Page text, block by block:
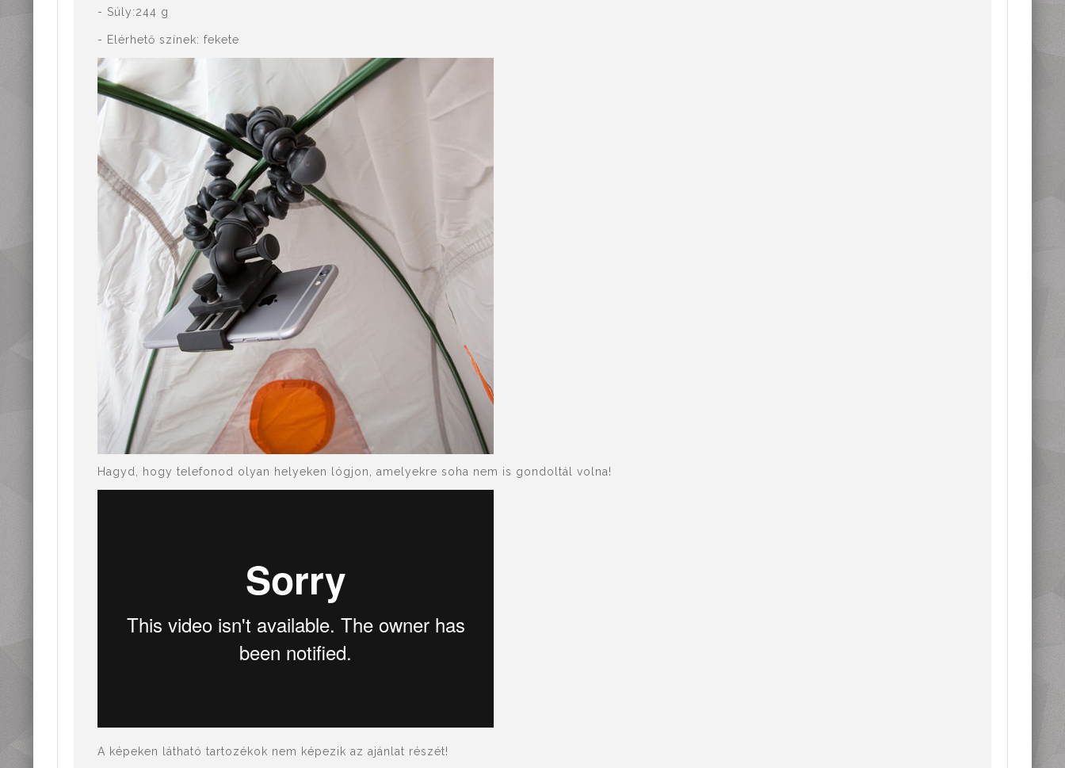
- Súly:244 g
- Elérhető színek: fekete
Hagyd, hogy telefonod olyan helyeken lógjon, amelyekre soha nem is gondoltál volna!
A képeken látható tartozékok nem képezik az ajánlat részét!